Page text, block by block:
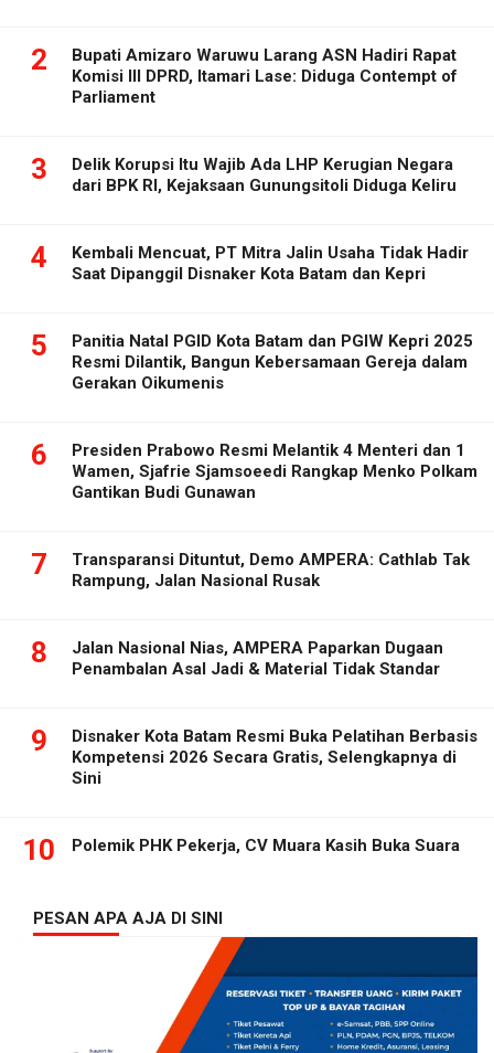
2
Bupati Amizaro Waruwu Larang ASN Hadiri Rapat
Komisi III DPRD, Itamari Lase: Diduga Contempt of
Parliament
3
Delik Korupsi Itu Wajib Ada LHP Kerugian Negara
dari BPK RI, Kejaksaan Gunungsitoli Diduga Keliru
4
Kembali Mencuat, PT Mitra Jalin Usaha Tidak Hadir
Saat Dipanggil Disnaker Kota Batam dan Kepri
5
Panitia Natal PGID Kota Batam dan PGIW Kepri 2025
Resmi Dilantik, Bangun Kebersamaan Gereja dalam
Gerakan Oikumenis
6
Presiden Prabowo Resmi Melantik 4 Menteri dan 1
Wamen, Sjafrie Sjamsoeedi Rangkap Menko Polkam
Gantikan Budi Gunawan
7
Transparansi Dituntut, Demo AMPERA: Cathlab Tak
Rampung, Jalan Nasional Rusak
8
Jalan Nasional Nias, AMPERA Paparkan Dugaan
Penambalan Asal Jadi & Material Tidak Standar
9
Disnaker Kota Batam Resmi Buka Pelatihan Berbasis
Kompetensi 2026 Secara Gratis, Selengkapnya di
Sini
10 Polemik PHK Pekerja, CV Muara Kasih Buka Suara
PESAN APA AJA DI SINI